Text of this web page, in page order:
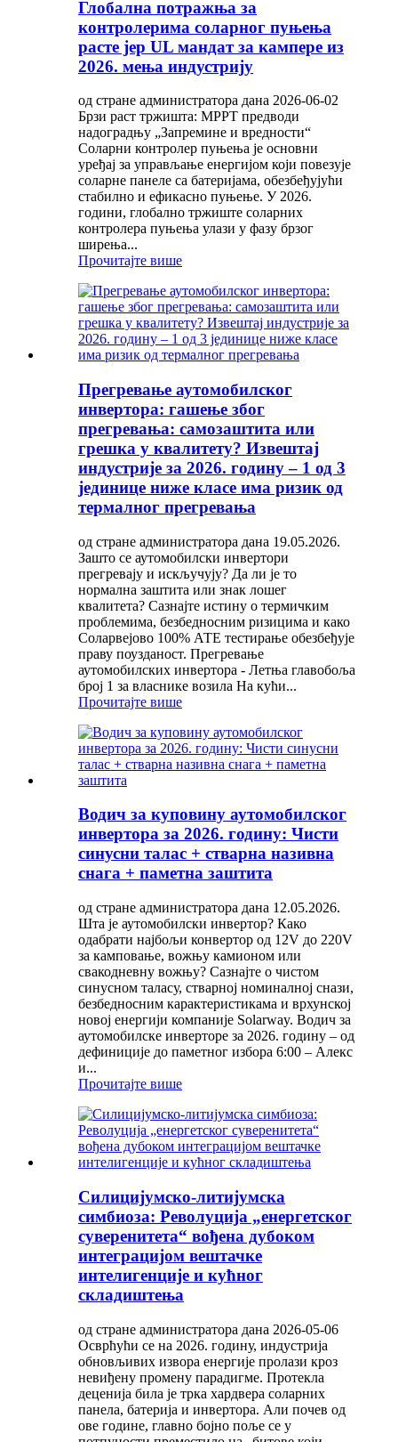
Глобална потражња за
контролерима соларног пуњења
расте јер UL мандат за кампере из
2026. мења индустрију
од стране администратора дана 2026-06-02
Брзи раст тржишта: MPPT предводи
надоградњу „Запремине и вредности“
Соларни контролер пуњења је основни
уређај за управљање енергијом који повезује
соларне панеле са батеријама, обезбеђујући
стабилно и ефикасно пуњење. У 2026.
години, глобално тржиште соларних
контролера пуњења улази у фазу брзог
ширења...
Прочитајте више
Прегревање аутомобилског
инвертора: гашење због
прегревања: самозаштита или
грешка у квалитету? Извештај
индустрије за 2026. годину – 1 од 3
јединице ниже класе има ризик од
термалног прегревања
од стране администратора дана 19.05.2026.
Зашто се аутомобилски инвертори
прегревају и искључују? Да ли је то
нормална заштита или знак лошег
квалитета? Сазнајте истину о термичким
проблемима, безбедносним ризицима и како
Соларвејово 100% АТЕ тестирање обезбеђује
праву поузданост. Прегревање
аутомобилских инвертора - Летња главобоља
број 1 за власнике возила На кући...
Прочитајте више
Водич за куповину аутомобилског
инвертора за 2026. годину: Чисти
синусни талас + стварна називна
снага + паметна заштита
од стране администратора дана 12.05.2026.
Шта је аутомобилски инвертор? Како
одабрати најбољи конвертор од 12V до 220V
за камповање, вожњу камионом или
свакодневну вожњу? Сазнајте о чистом
синусном таласу, стварној номиналној снази,
безбедносним карактеристикама и врхунској
новој енергији компаније Solarway. Водич за
аутомобилске инверторе за 2026. годину – од
дефиниције до паметног избора 6:00 – Алекс
и...
Прочитајте више
Силицијумско-литијумска
симбиоза: Револуција „енергетског
суверенитета“ вођена дубоком
интеграцијом вештачке
интелигенције и кућног
складиштења
од стране администратора дана 2026-05-06
Осврћући се на 2026. годину, индустрија
обновљивих извора енергије пролази кроз
невиђену промену парадигме. Протекла
деценија била је трка хардвера соларних
панела, батерија и инвертора. Али почев од
ове године, главно бојно поље се у